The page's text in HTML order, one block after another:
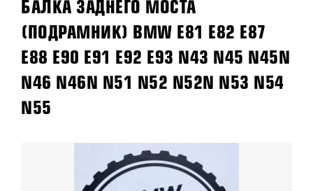
БАЛКА ЗАДНЕГО МОСТА
(ПОДРАМНИК) BMW E81 E82 E87
E88 E90 E91 E92 E93 N43 N45 N45N
N46 N46N N51 N52 N52N N53 N54
N55